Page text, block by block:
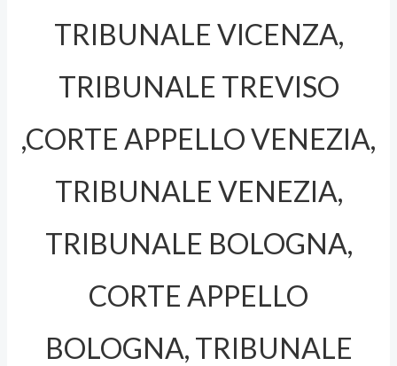
TRIBUNALE VICENZA,
TRIBUNALE TREVISO
,CORTE APPELLO VENEZIA,
TRIBUNALE VENEZIA,
TRIBUNALE BOLOGNA,
CORTE APPELLO
BOLOGNA, TRIBUNALE